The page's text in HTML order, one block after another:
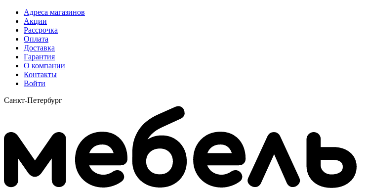
Адреса магазинов
Акции
Рассрочка
Оплата
Доставка
Гарантия
О компании
Контакты
Войти
Санкт-Петербург